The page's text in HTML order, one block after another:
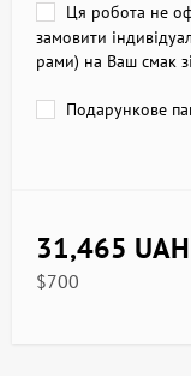
Ця робота не
замовити
рами) на Ваш смак
Подарункове
31,465 UAH
$700